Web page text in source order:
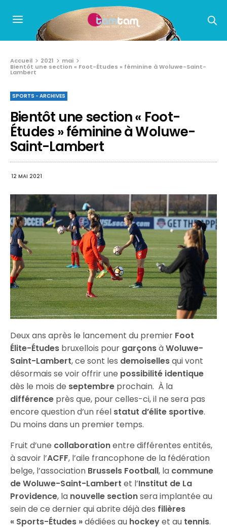
Accueil 2021 mai
Bientôt une section « Foot-Études » féminine à Woluwe-Saint-
Lambert
SPORTS - ARCHIVES
Bientôt une section « Foot-
Études » féminine à Woluwe-
Saint-Lambert
12 MAI 2021
Deux ans après le lancement du premier Foot
Élite-Études bruxellois pour garçonsàWoluwe-
Saint-Lambert, ce sont les demoisellesqui vont
désormais se voir offrir une possibilité identique
dès le mois de septembre prochain. À la
différence près que, pour celles-ci, il ne sera pas
encore question d’un réel statut d’élite sportive.
Du moins dans un premier temps.
Fruit d’une collaborationentre différentes entités,
à savoir l’ACFF, l’aile francophone de la fédération
belge, l’association Brussels Football, la commune
de Woluwe-Saint-Lambert et l’Institut de La
Providence, la nouvelle sectionsera implantée au
sein de ce dernier qui abrite déjà des filières
« Sports-Études »dédiées au hockeyet au tennis.